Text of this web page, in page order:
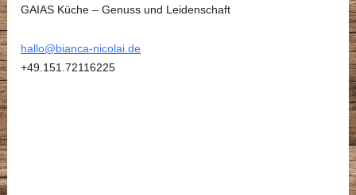
GAIAS Küche – Genuss und Leidenschaft
hallo@bianca-nicolai.de
+49.151.72116225